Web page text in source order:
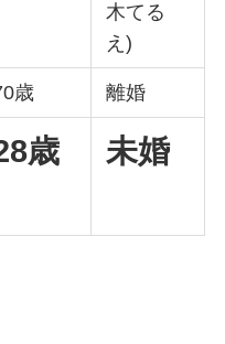
木てる
え)
歳 離婚
歳 未婚